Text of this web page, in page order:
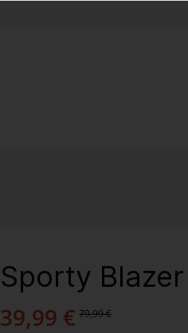
Sporty Blazer
39,99 € 79,99 €